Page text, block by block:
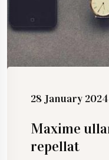
28 January 2024
Maxime
repellat